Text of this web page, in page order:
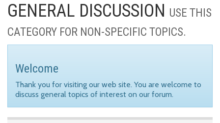
GENERAL DISCUSSION USE THIS
CATEGORY FOR NON-SPECIFIC TOPICS.
Welcome
Thank you for visiting our web site. You are welcome to
discuss general topics of interest on our forum.